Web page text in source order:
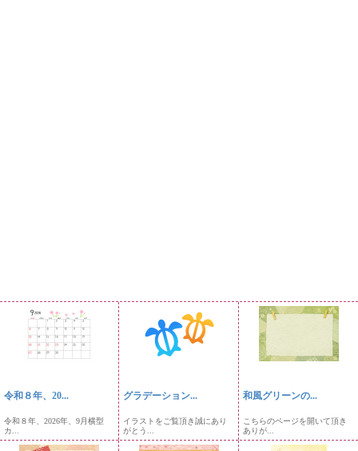
令和８年、20...
令和８年、2026年、9月横型
カ...
グラデーション...
イラストをご覧頂き誠にあり
がとう...
和風グリーンの...
こちらのページを開いて頂き
ありが...